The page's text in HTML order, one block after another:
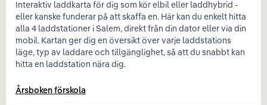
Interaktiv laddkarta för dig som kör elbil eller laddhybrid -
eller kanske funderar på att skaffa en. Här kan du enkelt hitta
alla 4 laddstationer i Salem, direkt från din dator eller via din
mobil. Kartan ger dig en översikt över varje laddstations
läge, typ av laddare och tillgänglighet, så att du snabbt kan
hitta en laddstation nära dig.
Årsboken förskola